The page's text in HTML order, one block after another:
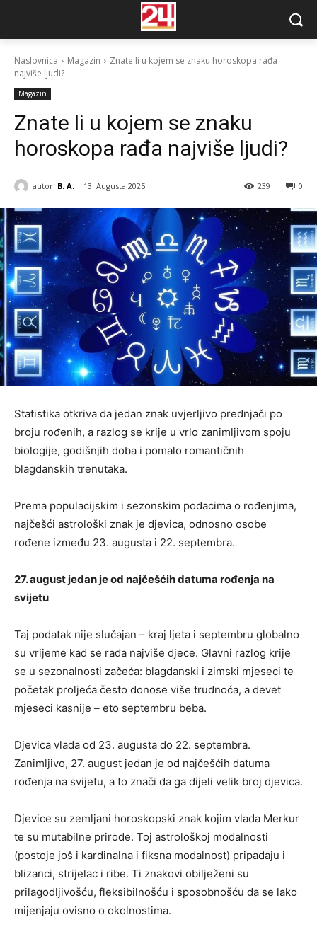
Naslovnica Magazin
Znate li u kojem se znaku horoskopa rađa
najviše ljudi?
Magazin
Znate li u kojem se znaku
horoskopa rađa najviše ljudi?
autor: B. A. 13. Augusta 2025. 0
239
Statistika otkriva da jedan znak uvjerljivo prednjači po
broju rođenih, a razlog se krije u vrlo zanimljivom spoju
biologije, godišnjih doba i pomalo romantičnih
blagdanskih trenutaka.
Prema populacijskim i sezonskim podacima o rođenjima,
najčešći astrološki znak je djevica, odnosno osobe
rođene između 23. augusta i 22. septembra.
27. august jedan je od najčešćih datuma rođenja na
svijetu
Taj podatak nije slučajan – kraj ljeta i septembru globalno
su vrijeme kad se rađa najviše djece. Glavni razlog krije
se u sezonalnosti začeća: blagdanski i zimski mjeseci te
početak proljeća često donose više trudnoća, a devet
mjeseci kasnije – eto septembru beba.
Djevica vlada od 23. augusta do 22. septembra.
Zanimljivo, 27. august jedan je od najčešćih datuma
rođenja na svijetu, a to znači da ga dijeli velik broj djevica.
Djevice su zemljani horoskopski znak kojim vlada Merkur
te su mutabilne prirode. Toj astrološkoj modalnosti
(postoje još i kardinalna i fiksna modalnost) pripadaju i
blizanci, strijelac i ribe. Ti znakovi obilježeni su
prilagodljivošću, fleksibilnošću i sposobnošću da se lako
mijenjaju ovisno o okolnostima.